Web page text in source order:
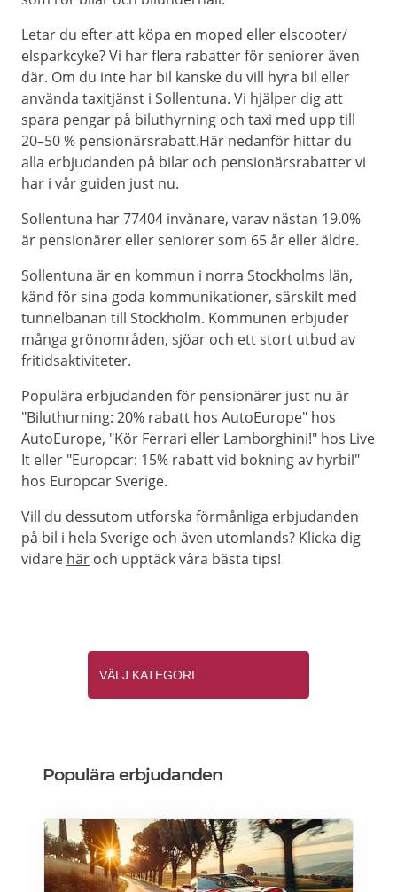
Letar du efter att köpa en moped eller elscooter/
elsparkcyke? Vi har flera rabatter för seniorer även
där. Om du inte har bil kanske du vill hyra bil eller
använda taxitjänst i Sollentuna. Vi hjälper dig att
spara pengar på biluthyrning och taxi med upp till
20–50 % pensionärsrabatt.Här nedanför hittar du
alla erbjudanden på bilar och pensionärsrabatter vi
har i vår guiden just nu.
Sollentuna har 77404 invånare, varav nästan 19.0%
är pensionärer eller seniorer som 65 år eller äldre.
Sollentuna är en kommun i norra Stockholms län,
känd för sina goda kommunikationer, särskilt med
tunnelbanan till Stockholm. Kommunen erbjuder
många grönområden, sjöar och ett stort utbud av
fritidsaktiviteter.
Populära erbjudanden för pensionärer just nu är
"Biluthurning: 20% rabatt hos AutoEurope" hos
AutoEurope, "Kör Ferrari eller Lamborghini!" hos Live
It eller "Europcar: 15% rabatt vid bokning av hyrbil"
hos Europcar Sverige.
Vill du dessutom utforska förmånliga erbjudanden
på bil i hela Sverige och även utomlands? Klicka dig
vidare här och upptäck våra bästa tips!
Populära erbjudanden